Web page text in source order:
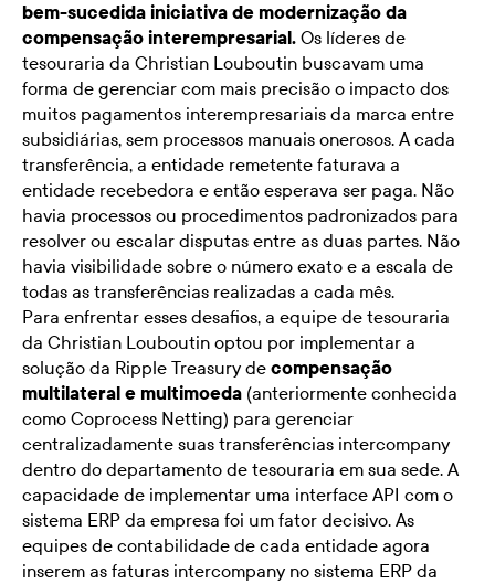
bem-sucedida iniciativa de modernização da
compensação interempresarial. Os líderes de
tesouraria da Christian Louboutin buscavam uma
forma de gerenciar com mais precisão o impacto dos
muitos pagamentos interempresariais da marca entre
subsidiárias, sem processos manuais onerosos. A cada
transferência, a entidade remetente faturava a
entidade recebedora e então esperava ser paga. Não
havia processos ou procedimentos padronizados para
resolver ou escalar disputas entre as duas partes. Não
havia visibilidade sobre o número exato e a escala de
todas as transferências realizadas a cada mês.
Para enfrentar esses desafios, a equipe de tesouraria
da Christian Louboutin optou por implementar a
solução da Ripple Treasury de compensação
multilateral e multimoeda (anteriormente conhecida
como Coprocess Netting) para gerenciar
centralizadamente suas transferências intercompany
dentro do departamento de tesouraria em sua sede. A
capacidade de implementar uma interface API com o
sistema ERP da empresa foi um fator decisivo. As
equipes de contabilidade de cada entidade agora
inserem as faturas intercompany no sistema ERP da